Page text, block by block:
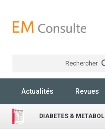
Rechercher
Actualités Revues
DIABETES &